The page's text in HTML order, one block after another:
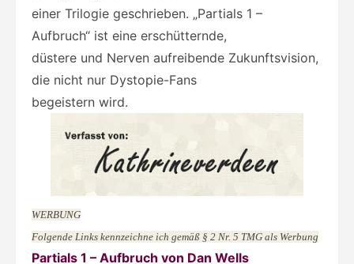
einer Trilogie geschrieben. „Partials 1 –
Aufbruch“ ist eine erschütternde,
düstere und Nerven aufreibende Zukunftsvision,
die nicht nur Dystopie-Fans
begeistern wird.
WERBUNG
Folgende Links kennzeichne ich gemäß § 2 Nr. 5 TMG als Werbung
Partials 1 – Aufbruch von Dan Wells